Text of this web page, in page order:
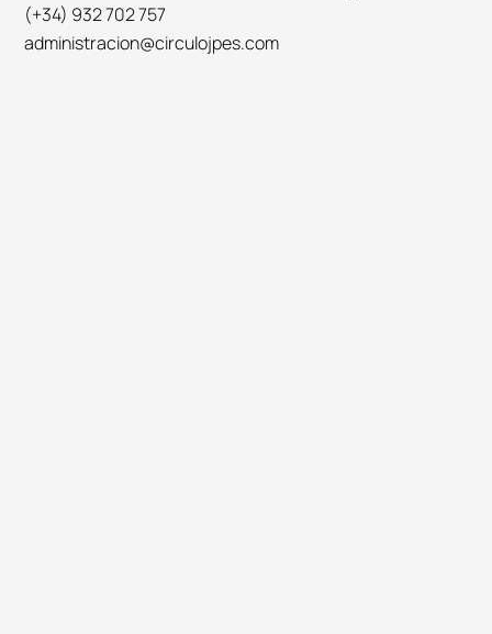
(+34) 932 702 757
administracion@circulojpes.com